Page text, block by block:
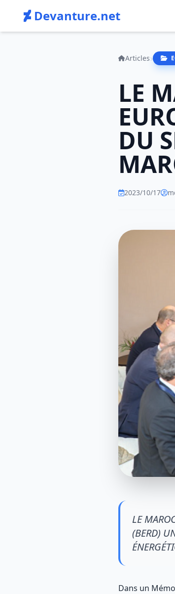
Devanture.net
Articles
LE
DU
2023/10/17
LE
(BERD)
Dans un